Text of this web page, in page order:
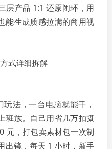
层产品 1:1 还原闭环，用
能生成质感拉满的商用视
式详细拆解
法，一台电脑就能干，
班族。自己用省几万拍摄
元，打包卖素材包一次制
出镜，每天 1 小时，新手